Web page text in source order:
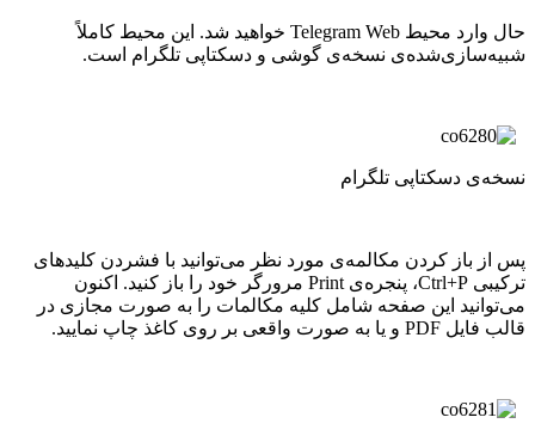
حال وارد محیط Telegram Web خواهید شد. این محیط کاملاً
شبیه‌سازی‌شده‌ی نسخه‌ی گوشی و دسکتاپی تلگرام است.
نسخه‌ی دسکتاپی تلگرام
پس از باز کردن مکالمه‌ی مورد نظر می‌توانید با فشردن کلیدهای
ترکیبی Ctrl+P، پنجره‌ی Print مرورگر خود را باز کنید. اکنون
می‌توانید این صفحه شامل کلیه مکالمات را به صورت مجازی در
قالب فایل PDF و یا به صورت واقعی بر روی کاغذ چاپ نمایید.